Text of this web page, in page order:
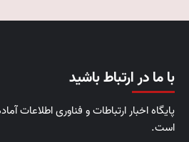
با ما در ارتباط باشید
پایگاه اخبار ارتباطات و فناوری اطلاعات
است.